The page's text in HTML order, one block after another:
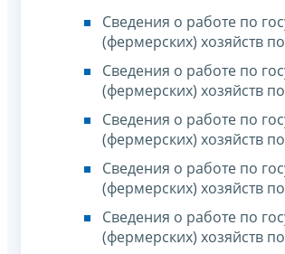
Сведения о работе по
(фермерских) хозяйств
Сведения о работе по
(фермерских) хозяйств
Сведения о работе по
(фермерских) хозяйств
Сведения о работе по
(фермерских) хозяйств
Сведения о работе по
(фермерских) хозяйств